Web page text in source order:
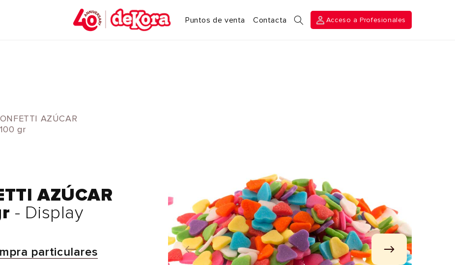
Puntos de venta Contacta Acceso a Profesionales
Profesionales
AZÚCAR
gr
AZÚCAR
- Display
particulares